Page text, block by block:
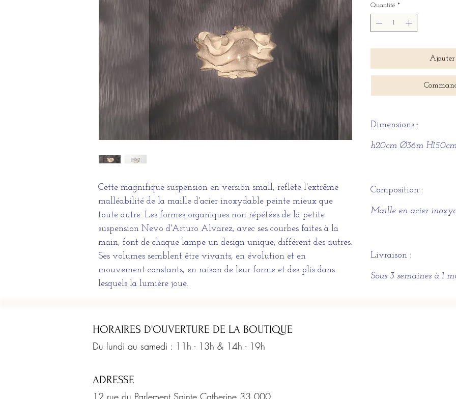
Cette magnifique suspension en version small, reflète l'extrême
malléabilité de la maille d'acier inoxydable peinte mieux que
toute autre. Les formes organiques non répétées de la petite
suspension Nevo d'Arturo Alvarez, avec ses courbes faites à la
main, font de chaque lampe un design unique, différent des autres.
Ses volumes semblent être vivants, en évolution et en
mouvement constants, en raison de leur forme et des plis dans
lesquels la lumière joue.
Quantité *
Dimensions :
h20cm Ø36m
Composition :
Maille en acier
Livraison :
Sous 3 semaines à 1
HORAIRES D'OUVERTURE DE LA BOUTIQUE
Du lundi au samedi : 11h - 13h & 14h - 19h
ADRESSE
12 rue du Parlement Sainte Catherine 33 000